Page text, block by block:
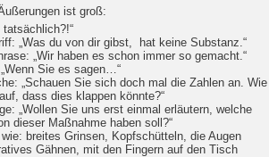
ist groß:
„Was du von dir gibst, hat keine Substanz.“
„Wir haben es schon immer so gemacht.“
Sie es sagen…“
„Schauen Sie sich doch mal die Zahlen an. Wie
dass dies klappen könnte?“
„Wollen Sie uns erst einmal erläutern, welche
dieser Maßnahme haben soll?“
breites Grinsen, Kopfschütteln, die Augen
Gähnen, mit den Fingern auf den Tisch